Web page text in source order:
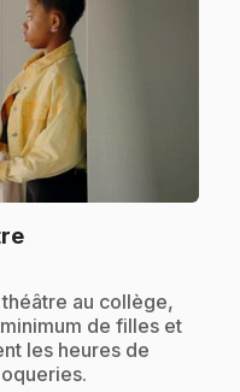
.
au collège,
de filles et
les heures de